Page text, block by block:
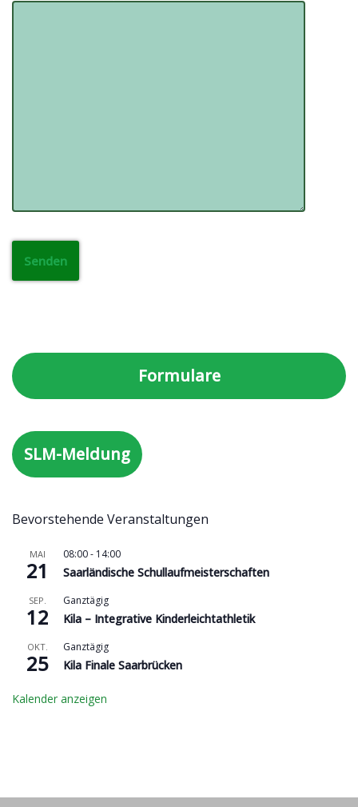
Formulare
SLM-Meldung
Bevorstehende Veranstaltungen
MAI
21
08:00- 14:00
Saarländische Schullaufmeisterschaften
SEP.
12
Ganztägig
Kila – Integrative Kinderleichtathletik
OKT.
25
Ganztägig
Kila Finale Saarbrücken
Kalender anzeigen